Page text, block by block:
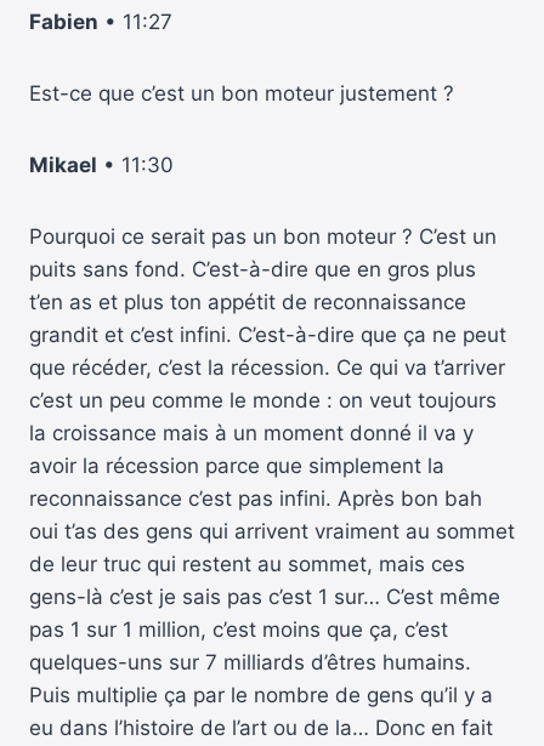
Fabien • 11:27
Est-ce que c’est un bon moteur justement ?
Mikael • 11:30
Pourquoi ce serait pas un bon moteur ? C’est un
puits sans fond. C’est-à-dire que en gros plus
t’en as et plus ton appétit de reconnaissance
grandit et c’est infini. C’est-à-dire que ça ne peut
que récéder, c’est la récession. Ce qui va t’arriver
c’est un peu comme le monde : on veut toujours
la croissance mais à un moment donné il va y
avoir la récession parce que simplement la
reconnaissance c’est pas infini. Après bon bah
oui t’as des gens qui arrivent vraiment au sommet
de leur truc qui restent au sommet, mais ces
gens-là c’est je sais pas c’est 1 sur… C’est même
pas 1 sur 1 million, c’est moins que ça, c’est
quelques-uns sur 7 milliards d’êtres humains.
Puis multiplie ça par le nombre de gens qu’il y a
eu dans l’histoire de l’art ou de la… Donc en fait